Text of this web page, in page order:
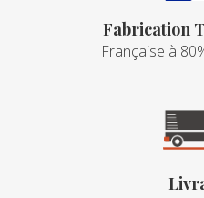
Fabrication
Française à